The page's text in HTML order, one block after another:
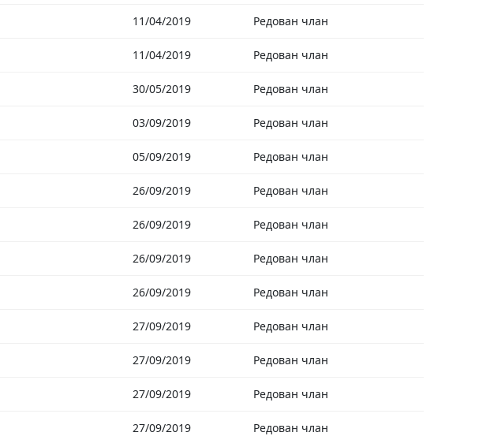
11/04/2019 Редован члан
11/04/2019 Редован члан
30/05/2019 Редован члан
03/09/2019 Редован члан
05/09/2019 Редован члан
26/09/2019 Редован члан
26/09/2019 Редован члан
26/09/2019 Редован члан
26/09/2019 Редован члан
27/09/2019 Редован члан
27/09/2019 Редован члан
27/09/2019 Редован члан
27/09/2019 Редован члан